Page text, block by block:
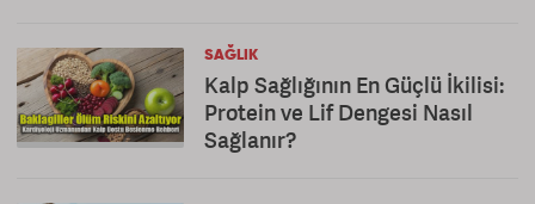
SAĞLIK
Kalp Sağlığının En Güçlü İkilisi:
Protein ve Lif Dengesi Nasıl
Sağlanır?